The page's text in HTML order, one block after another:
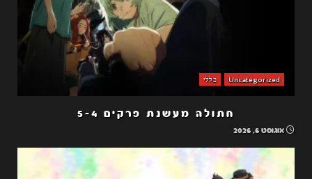
Uncategorized כללי
חתולה מעשנת פרקים 5-4
אוגוסט 6, 2026